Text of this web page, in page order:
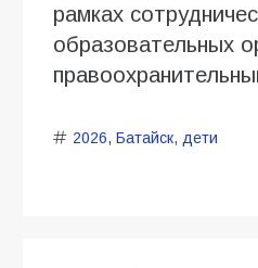
рамках
образовательных
2026, Батайск, дети